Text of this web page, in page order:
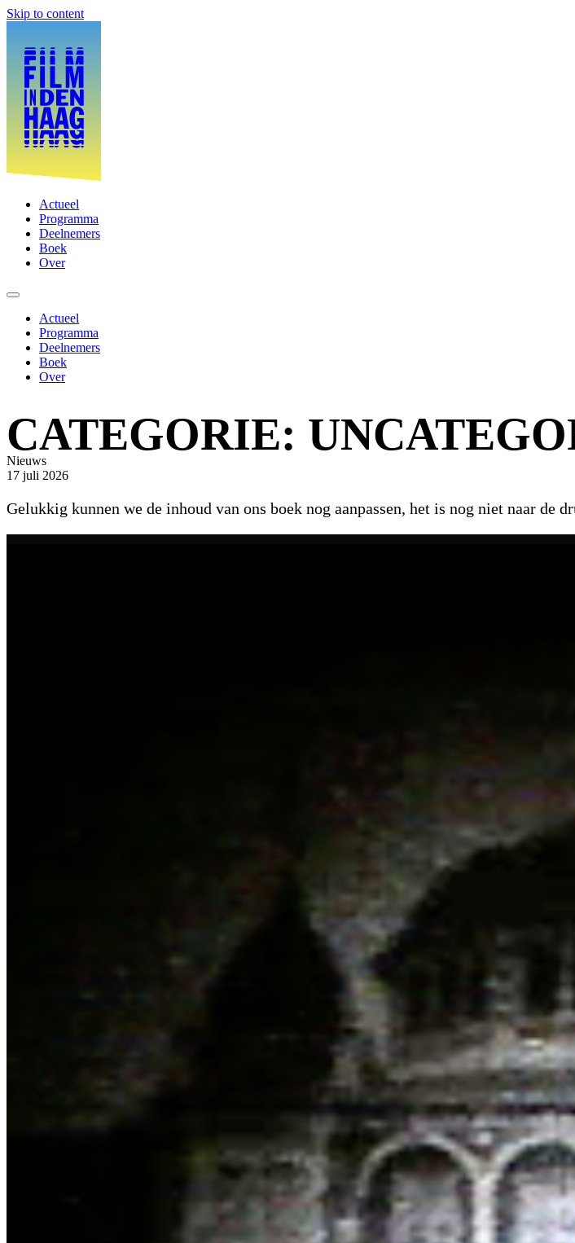
Skip to content
Actueel
Programma
Deelnemers
Boek
Over
Actueel
Programma
Deelnemers
Boek
Over
CATEGORIE:
Nieuws
17 juli 2026
Gelukkig kunnen we de inhoud van ons boek nog aanpassen, het is nog niet naar